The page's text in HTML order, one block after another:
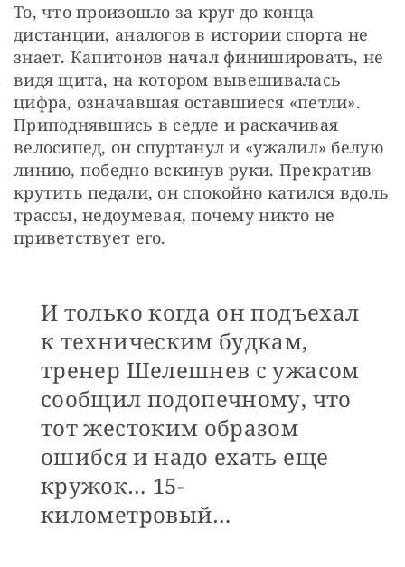
То, что произошло за круг до конца
дистанции, аналогов в истории спорта не
знает. Капитонов начал финишировать, не
видя щита, на котором вывешивалась
цифра, означавшая оставшиеся «петли».
Приподнявшись в седле и раскачивая
велосипед, он спуртанул и «ужалил» белую
линию, победно вскинув руки. Прекратив
крутить педали, он спокойно катился вдоль
трассы, недоумевая, почему никто не
приветствует его.
И только когда он подъехал
к техническим будкам,
тренер Шелешнев с ужасом
сообщил подопечному, что
тот жестоким образом
ошибся и надо ехать еще
кружок… 15-
километровый…